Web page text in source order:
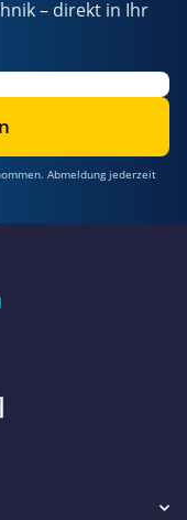
– direkt in Ihr
Abmeldung jederzeit